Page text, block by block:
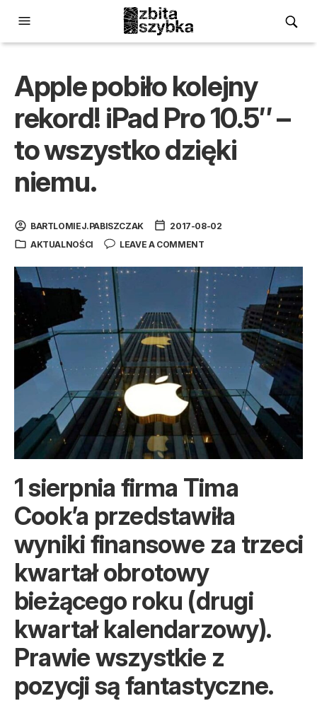
Apple pobiło kolejny
rekord! iPad Pro 10.5″ –
to wszystko dzięki
niemu.
BARTLOMIEJ.PABISZCZAK
2017-08-02
AKTUALNOŚCI
LEAVE A COMMENT
1 sierpnia firma Tima
Cook’a przedstawiła
wyniki finansowe za trzeci
kwartał obrotowy
bieżącego roku (drugi
kwartał kalendarzowy).
Prawie wszystkie z
pozycji są fantastyczne.